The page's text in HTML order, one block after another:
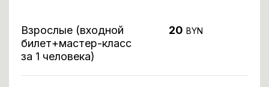
Взрослые (входной
билет+мастер-класс
за 1 человека)
20 BYN